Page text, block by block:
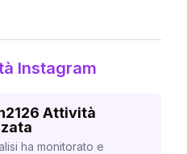
Instagram
Attività
ha monitorato e